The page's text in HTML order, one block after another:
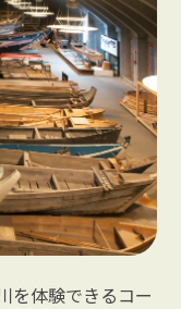
を体験できるコー